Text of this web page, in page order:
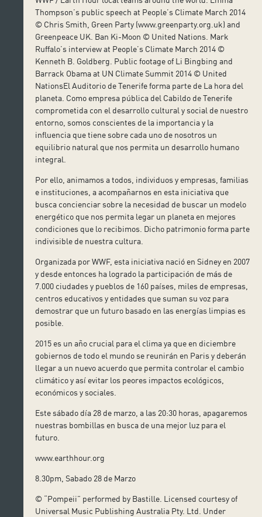
Thompson’s public speech at People’s Climate March 2014
© Chris Smith, Green Party (www.greenparty.org.uk) and
Greenpeace UK. Ban Ki-Moon © United Nations. Mark
Ruffalo’s interview at People’s Climate March 2014 ©
Kenneth B. Goldberg. Public footage of Li Bingbing and
Barrack Obama at UN Climate Summit 2014 © United
NationsEl Auditorio de Tenerife forma parte de La hora del
planeta. Como empresa pública del Cabildo de Tenerife
comprometida con el desarrollo cultural y social de nuestro
entorno, somos conscientes de la importancia y la
influencia que tiene sobre cada uno de nosotros un
equilibrio natural que nos permita un desarrollo humano
integral.
Por ello, animamos a todos, individuos y empresas, familias
e instituciones, a acompañarnos en esta iniciativa que
busca concienciar sobre la necesidad de buscar un modelo
energético que nos permita legar un planeta en mejores
condiciones que lo recibimos. Dicho patrimonio forma parte
indivisible de nuestra cultura.
Organizada por WWF, esta iniciativa nació en Sidney en 2007
y desde entonces ha logrado la participación de más de
7.000 ciudades y pueblos de 160 países, miles de empresas,
centros educativos y entidades que suman su voz para
demostrar que un futuro basado en las energías limpias es
posible.
2015 es un año crucial para el clima ya que en diciembre
gobiernos de todo el mundo se reunirán en Paris y deberán
llegar a un nuevo acuerdo que permita controlar el cambio
climático y así evitar los peores impactos ecológicos,
económicos y sociales.
Este sábado día 28 de marzo, a las 20:30 horas, apagaremos
nuestras bombillas en busca de una mejor luz para el
futuro.
www.earthhour.org
8.30pm, Sabado 28 de Marzo
© “Pompeii” performed by Bastille. Licensed courtesy of
Universal Music Publishing Australia Pty. Ltd. Under